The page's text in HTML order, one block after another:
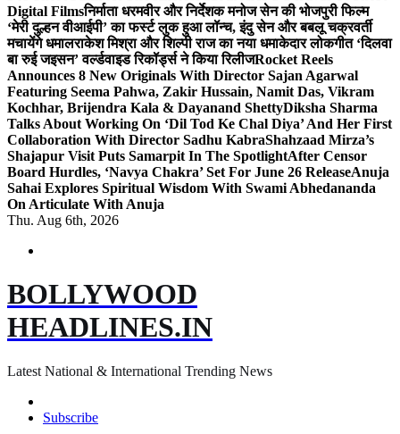
Digital Filmsनिर्माता धरमवीर और निर्देशक मनोज सेन की भोजपुरी फिल्म
‘मेरी दुल्हन वीआईपी’ का फर्स्ट लुक हुआ लॉन्च, इंदु सेन और बबलू चक्रवर्ती
मचायेंगे धमालराकेश मिश्रा और शिल्पी राज का नया धमाकेदार लोकगीत ‘दिलवा
बा रुई जइसन’ वर्ल्डवाइड रिकॉर्ड्स ने किया रिलीजRocket Reels
Announces 8 New Originals With Director Sajan Agarwal
Featuring Seema Pahwa, Zakir Hussain, Namit Das, Vikram
Kochhar, Brijendra Kala & Dayanand ShettyDiksha Sharma
Talks About Working On ‘Dil Tod Ke Chal Diya’ And Her First
Collaboration With Director Sadhu KabraShahzaad Mirza’s
Shajapur Visit Puts Samarpit In The SpotlightAfter Censor
Board Hurdles, ‘Navya Chakra’ Set For June 26 ReleaseAnuja
Sahai Explores Spiritual Wisdom With Swami Abhedananda
On Articulate With Anuja
Thu. Aug 6th, 2026
BOLLYWOOD
HEADLINES.IN
Latest National & International Trending News
Subscribe